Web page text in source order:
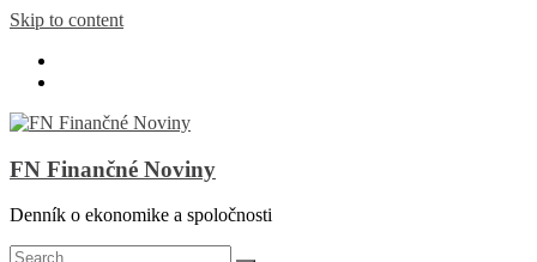
Skip to content
FN Finančné Noviny
Denník o ekonomike a spoločnosti